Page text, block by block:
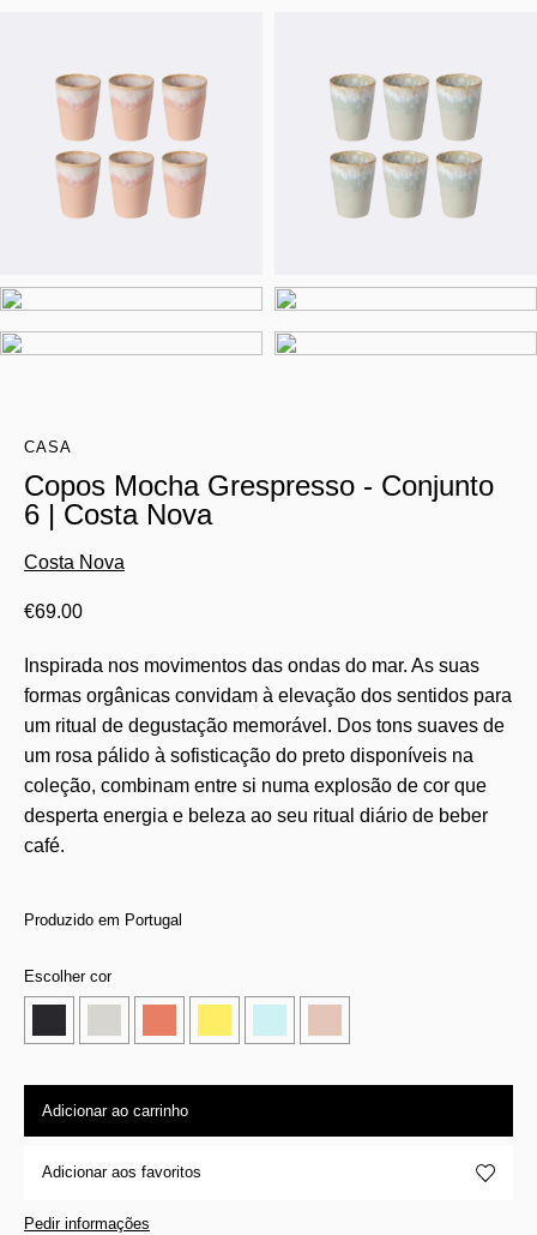
CASA
Copos Mocha Grespresso - Conjunto
6 | Costa Nova
Costa Nova
€69.00
Inspirada nos movimentos das ondas do mar. As suas
formas orgânicas convidam à elevação dos sentidos para
um ritual de degustação memorável. Dos tons suaves de
um rosa pálido à sofisticação do preto disponíveis na
coleção, combinam entre si numa explosão de cor que
desperta energia e beleza ao seu ritual diário de beber
café.
Produzido em Portugal
Escolher cor
Adicionar ao carrinho
Adicionar aos favoritos
Pedir informações